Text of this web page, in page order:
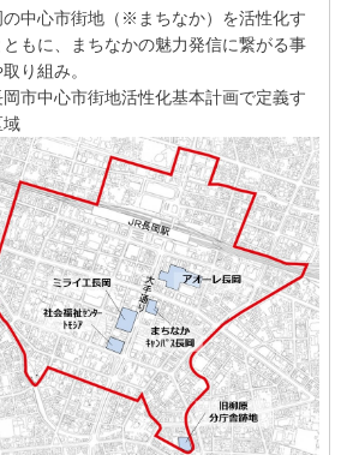
の中心市街地（※まちなか）を活性化す
ともに、まちなかの魅力発信に繋がる事
り組み。
市中心市街地活性化基本計画で定義す
域